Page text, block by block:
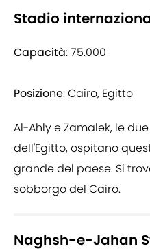
Stadio
Capacità: 75.000
Posizione: Cairo, Egitto
Al-Ahly e Zamalek, le
dell'Egitto, ospitano
grande del paese. Si
sobborgo del Cairo.
Naghsh-e-Jahan